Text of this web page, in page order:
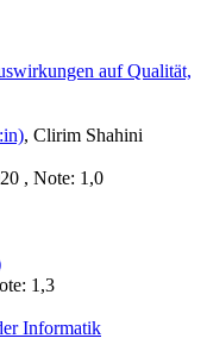
auf Qualität,
, Note: 1,0